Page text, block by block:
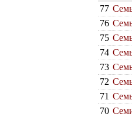
77
76
75
74
73
72
71
70